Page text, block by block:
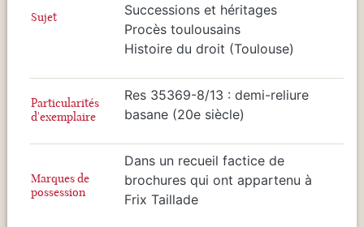
Sujet
Successions et héritages
Procès toulousains
Histoire du droit (Toulouse)
Particularités
d'exemplaire
Res 35369-8/13 : demi-reliure
basane (20e siècle)
Marques de
possession
Dans un recueil factice de
brochures qui ont appartenu à
Frix Taillade